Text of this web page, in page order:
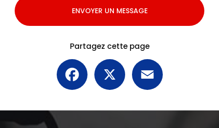
ENVOYER UN MESSAGE
Partagez cette page
Facebook